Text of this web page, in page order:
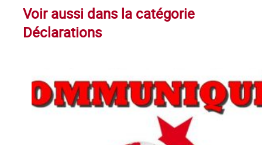
Voir aussi dans la catégorie
Déclarations